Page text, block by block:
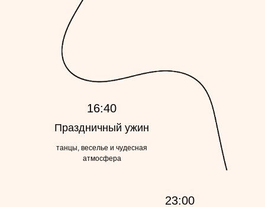
танцы, веселье и чудесная
атмосфера
Праздничный ужин
16:40
23:00